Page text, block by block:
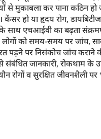
से मुकाबला कर पाना कठिन
कैंसर हो या हृदय रोग,
साथ एचआईवी का बढ़ता
को समय-समय पर जांच,
पर निसंकोच जांच कराने
जानकारी, रोकथाम
रोगों व सुरक्षित जीवनशैली